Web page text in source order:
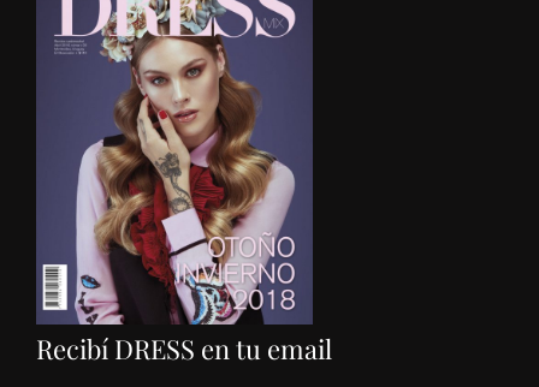
Recibí DRESS en tu email